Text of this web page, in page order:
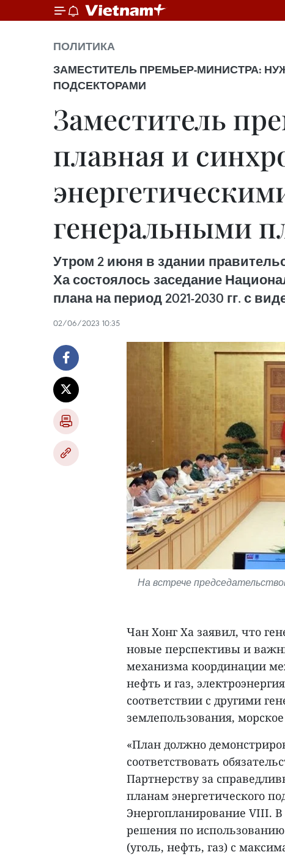
ПОЛИТИКА
ЗАМЕСТИТЕЛЬ ПРЕМЬЕР-МИНИСТРА:
ПОДСЕКТОРАМИ
Заместитель
плавная и
генеральными
Утром 2 июня в здании
Ха состоялось заседание
плана на период 2021-2030 гг. с
02/06/2023 10:35
На встрече
Чан Хонг Ха заявил, что
новые перспективы и
механизма координации
нефть и газ,
соответствии с другими
землепользования,
«План должно
соответствовать
Партнерству за
планам энергетического
Энергопланирование VIII.
решения по
(уголь, нефть, газ) с